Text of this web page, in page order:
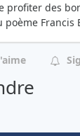
profiter des
Francis